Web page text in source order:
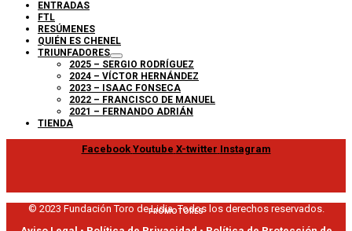
ENTRADAS
FTL
RESÚMENES
QUIÉN ES CHENEL
TRIUNFADORES
2025 – SERGIO RODRÍGUEZ
2024 – VÍCTOR HERNÁNDEZ
2023 – ISAAC FONSECA
2022 – FRANCISCO DE MANUEL
2021 – FERNANDO ADRIÁN
TIENDA
Facebook Youtube X-twitter Instagram
PROMOTORES
© 2023 Fundación Toro de Lidia. Todos los derechos reservados.